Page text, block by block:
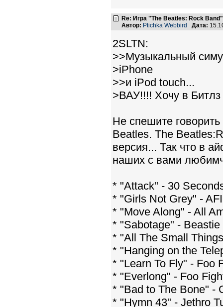
Re: Игра "The Beatles: Rock Band"
Автор: Ptichka Webbird Дата:
2SLTN:
>>Музыкальный
>iPhone
>>и iPod touch...
>ВАУ!!!! Хочу в
Не спешите
Beatles. The
версия... Так что в
наших с вами
* "Attack" - 30
* "Girls Not Grey" - AFI
* "Move Along" - All
* "Sabotage" - Beastie
* "All The Small
* "Hanging on the
* "Learn To Fly" - Foo
* "Everlong" - Foo
* "Bad to The Bone" -
* "Hymn 43" - Jethro